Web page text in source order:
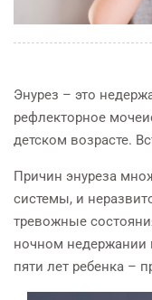
Энурез – это
рефлекторное
детском возрасте.
Причин энуреза
системы, и
тревожные
ночном недержании
пяти лет ребенка –